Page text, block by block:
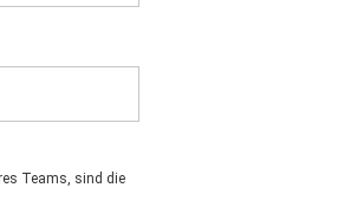
Teams, sind die